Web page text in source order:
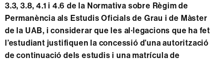
3.3, 3.8, 4.1 i 4.6 de la Normativa sobre Règim de
Permanència als Estudis Oficials de Grau i de Màster
de la UAB, i considerar que les al·legacions que ha fet
l’estudiant justifiquen la concessió d’una autorització
de continuació dels estudis i una matrícula de